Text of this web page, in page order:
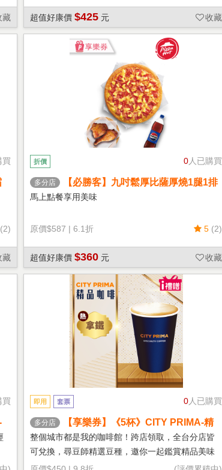
藏 超值好康價 $425 元 收藏
買
(2)
藏
0人已購買
折價
多分店
【必勝客】九吋鬆厚比薩厚燒1腿1排
套餐 享樂券
馬上點餐享用美味
原價$587 | 6.1折 5 (2)
超值好康價 $360 元 收藏
買 0人已購買
即用 套票
多分店
【享樂券】《5杯》CITY PRIMA-精
品拿鐵(中杯-熱)
整個城市都是我的咖啡館！跨店領取，全台分店皆
可兌換，尋豆師精選豆種，邀你一起鑑賞精品美味